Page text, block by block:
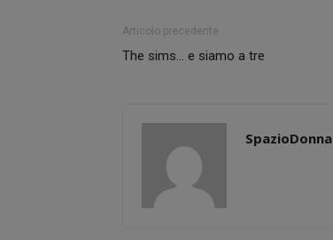
Articolo precedente
The sims… e siamo a tre
SpazioDonna